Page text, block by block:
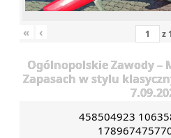
« ‹ z
Ogólnopolskie Zawody –
Zapasach w stylu
458504923